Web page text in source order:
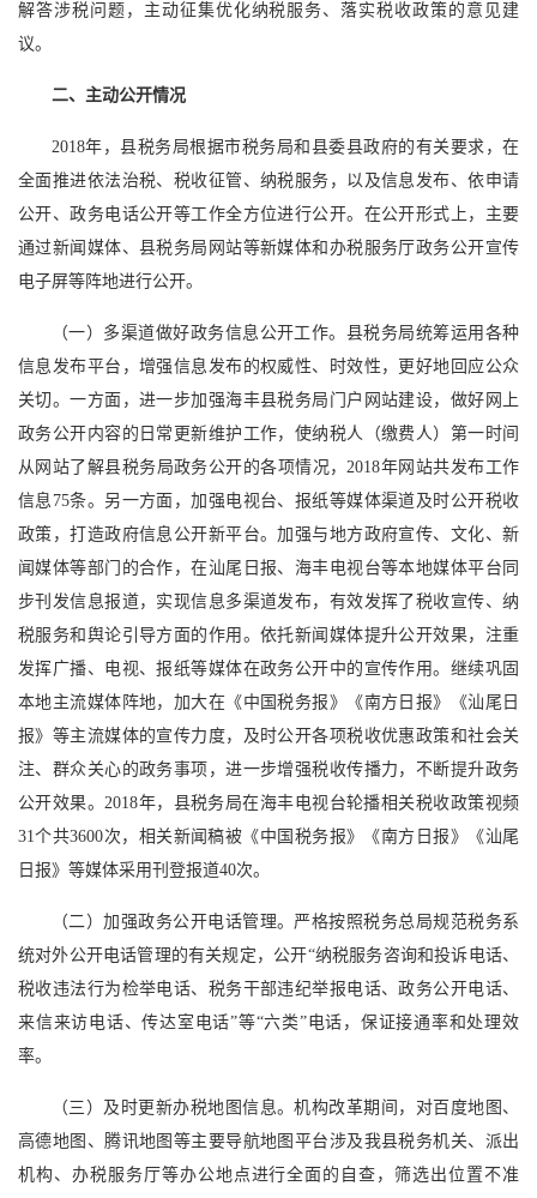
解答涉税问题，主动征集优化纳税服务、落实税收政策的意见建
议。
二、主动公开情况
2018年，县税务局根据市税务局和县委县政府的有关要求，在
全面推进依法治税、税收征管、纳税服务，以及信息发布、依申请
公开、政务电话公开等工作全方位进行公开。在公开形式上，主要
通过新闻媒体、县税务局网站等新媒体和办税服务厅政务公开宣传
电子屏等阵地进行公开。
（一）多渠道做好政务信息公开工作。县税务局统筹运用各种
信息发布平台，增强信息发布的权威性、时效性，更好地回应公众
关切。一方面，进一步加强海丰县税务局门户网站建设，做好网上
政务公开内容的日常更新维护工作，使纳税人（缴费人）第一时间
从网站了解县税务局政务公开的各项情况，2018年网站共发布工作
信息75条。另一方面，加强电视台、报纸等媒体渠道及时公开税收
政策，打造政府信息公开新平台。加强与地方政府宣传、文化、新
闻媒体等部门的合作，在汕尾日报、海丰电视台等本地媒体平台同
步刊发信息报道，实现信息多渠道发布，有效发挥了税收宣传、纳
税服务和舆论引导方面的作用。依托新闻媒体提升公开效果，注重
发挥广播、电视、报纸等媒体在政务公开中的宣传作用。继续巩固
本地主流媒体阵地，加大在《中国税务报》《南方日报》《汕尾日
报》等主流媒体的宣传力度，及时公开各项税收优惠政策和社会关
注、群众关心的政务事项，进一步增强税收传播力，不断提升政务
公开效果。2018年，县税务局在海丰电视台轮播相关税收政策视频
31个共3600次，相关新闻稿被《中国税务报》《南方日报》《汕尾
日报》等媒体采用刊登报道40次。
（二）加强政务公开电话管理。严格按照税务总局规范税务系
统对外公开电话管理的有关规定，公开“纳税服务咨询和投诉电话、
税收违法行为检举电话、税务干部违纪举报电话、政务公开电话、
来信来访电话、传达室电话”等“六类”电话，保证接通率和处理效
率。
（三）及时更新办税地图信息。机构改革期间，对百度地图、
高德地图、腾讯地图等主要导航地图平台涉及我县税务机关、派出
机构、办税服务厅等办公地点进行全面的自查，筛选出位置不准